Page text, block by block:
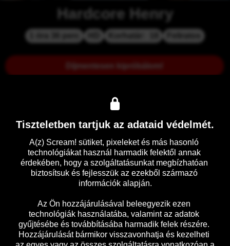
Hardcore Henry
Henry nem emlékszik semmire. Leginkább azért, mert
felesége épp most hozta vissza a halálból. Elmondja Henry-
nek, hogy hívják, ám ocsúdni sincs ideje, öt perccel később
már lőnek rá, feleségét pedig elrabolják. Henry Moszkvában
a fél alvilággal találja szembe magát, és mindenki holtan
akarja látni. A túlélési ösztön mellett Henry-t a bosszú hajtja:
célja az ellenség legyőzése mellett a felesége
kiszabadítása.
Előzetes Részletek
Tiszteletben tartjuk az adataid védelmét.
A(z) Scream! sütiket, pixeleket és más hasonló
technológiákat használ harmadik felektől annak
érdekében, hogy a szolgáltatásunkat megbízhatóan
biztosítsuk és fejlesszük az ezekből származó
információk alapján.
Az Ön hozzájárulásával beleegyezik ezen
technológiák használatába, valamint az adatok
gyűjtésébe és továbbításába harmadik felek részére.
Hozzájárulását bármikor visszavonhatja és kezelheti